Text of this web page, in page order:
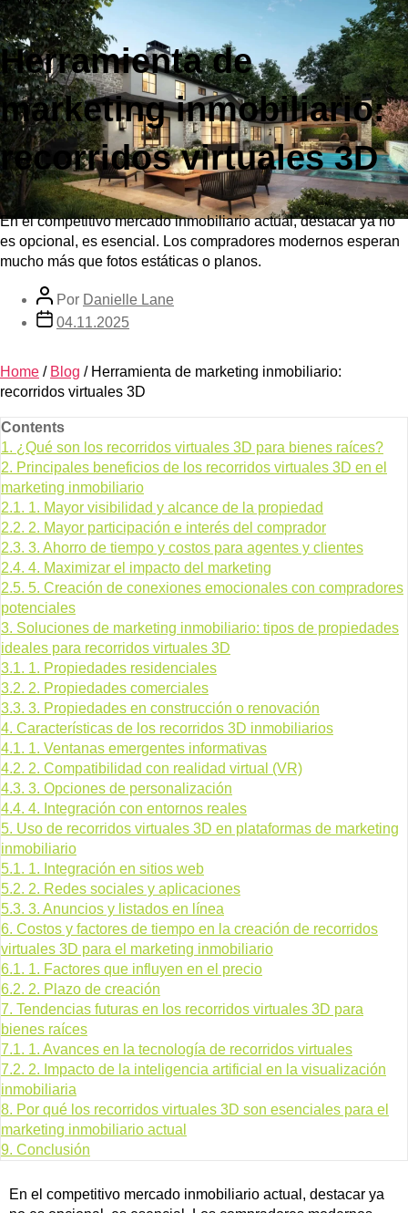
Herramienta de
marketing inmobiliario:
recorridos virtuales 3D
En el competitivo mercado inmobiliario actual, destacar ya no
es opcional, es esencial. Los compradores modernos esperan
mucho más que fotos estáticas o planos.
Por Danielle Lane
04.11.2025
Home / Blog / Herramienta de marketing inmobiliario:
recorridos virtuales 3D
Contents
1. ¿Qué son los recorridos virtuales 3D para bienes raíces?
2. Principales beneficios de los recorridos virtuales 3D en el
marketing inmobiliario
2.1. 1. Mayor visibilidad y alcance de la propiedad
2.2. 2. Mayor participación e interés del comprador
2.3. 3. Ahorro de tiempo y costos para agentes y clientes
2.4. 4. Maximizar el impacto del marketing
2.5. 5. Creación de conexiones emocionales con compradores
potenciales
3. Soluciones de marketing inmobiliario: tipos de propiedades
ideales para recorridos virtuales 3D
3.1. 1. Propiedades residenciales
3.2. 2. Propiedades comerciales
3.3. 3. Propiedades en construcción o renovación
4. Características de los recorridos 3D inmobiliarios
4.1. 1. Ventanas emergentes informativas
4.2. 2. Compatibilidad con realidad virtual (VR)
4.3. 3. Opciones de personalización
4.4. 4. Integración con entornos reales
5. Uso de recorridos virtuales 3D en plataformas de marketing
inmobiliario
5.1. 1. Integración en sitios web
5.2. 2. Redes sociales y aplicaciones
5.3. 3. Anuncios y listados en línea
6. Costos y factores de tiempo en la creación de recorridos
virtuales 3D para el marketing inmobiliario
6.1. 1. Factores que influyen en el precio
6.2. 2. Plazo de creación
7. Tendencias futuras en los recorridos virtuales 3D para
bienes raíces
7.1. 1. Avances en la tecnología de recorridos virtuales
7.2. 2. Impacto de la inteligencia artificial en la visualización
inmobiliaria
8. Por qué los recorridos virtuales 3D son esenciales para el
marketing inmobiliario actual
9. Conclusión
En el competitivo mercado inmobiliario actual, destacar ya